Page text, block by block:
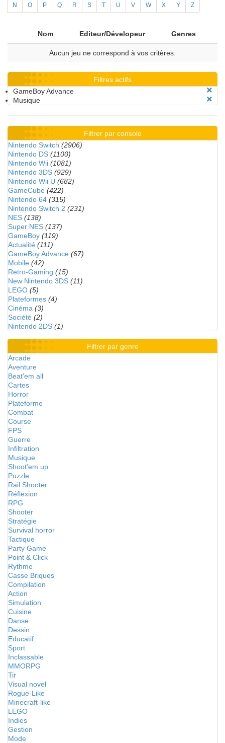
N O P Q R S T U V W X Y Z
Nom Editeur/Dévelopeur Genres
Aucun jeu ne correspond à vos critères.
Filtres actifs
GameBoy Advance
Musique
Filtrer par console
Nintendo Switch (2906)
Nintendo DS (1100)
Nintendo Wii (1081)
Nintendo 3DS (929)
Nintendo Wii U (682)
GameCube (422)
Nintendo 64 (315)
Nintendo Switch 2 (231)
NES (138)
Super NES (137)
GameBoy (119)
Actualité (111)
GameBoy Advance (67)
Mobile (42)
Retro-Gaming (15)
New Nintendo 3DS (11)
LEGO (5)
Plateformes (4)
Cinéma (3)
Société (2)
Nintendo 2DS (1)
Filtrer par genre
Arcade
Aventure
Beat'em all
Cartes
Horror
Plateforme
Combat
Course
FPS
Guerre
Infiltration
Musique
Shoot'em up
Puzzle
Rail Shooter
Réflexion
RPG
Shooter
Stratégie
Survival horror
Tactique
Party Game
Point & Click
Rythme
Casse Briques
Compilation
Action
Simulation
Cuisine
Danse
Dessin
Educatif
Sport
Inclassable
MMORPG
Tir
Visual novel
Rogue-Like
Minecraft-like
LEGO
Indies
Gestion
Mode